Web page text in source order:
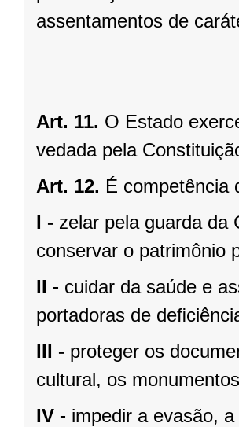
assentamentos de
Art. 11. O Estado
vedada pela
Art. 12. É competência
I - zelar pela guarda da
conservar o patrimônio
II - cuidar da saúde e
portadoras de
III - proteger os
cultural, os
IV - impedir a evasão,